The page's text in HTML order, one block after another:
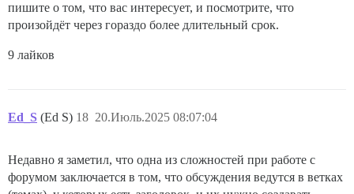
пишите о том, что вас интересует, и посмотрите, что
произойдёт через гораздо более длительный срок.
9 лайков
Ed_S (Ed S) 20.Июль.2025 08:07:04
18
Недавно я заметил, что одна из сложностей при работе с
форумом заключается в том, что обсуждения ведутся в ветках